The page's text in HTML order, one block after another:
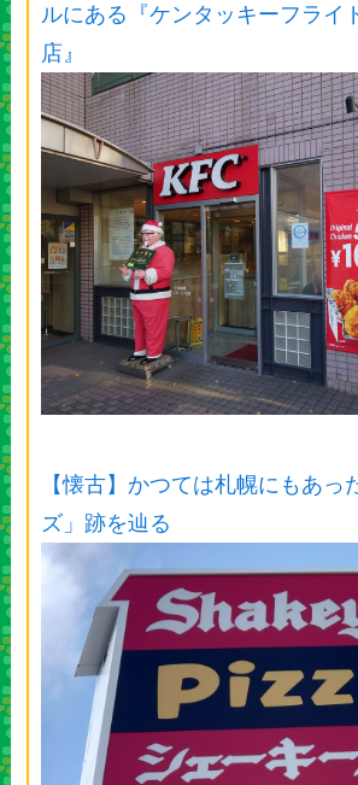
ルにある『ケンタッキーフライ
店』
【懐古】かつては札幌にもあっ
ズ」跡を辿る